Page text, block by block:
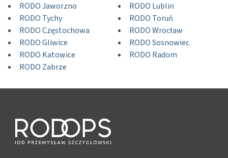
RODO Jaworzno
RODO Tychy
RODO Częstochowa
RODO Gliwice
RODO Katowice
RODO Zabrze
RODO Lublin
RODO Toruń
RODO Wrocław
RODO Sosnowiec
RODO Radom